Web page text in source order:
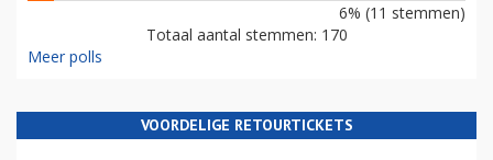
6% (11 stemmen)
Totaal aantal stemmen: 170
Meer polls
VOORDELIGE RETOURTICKETS